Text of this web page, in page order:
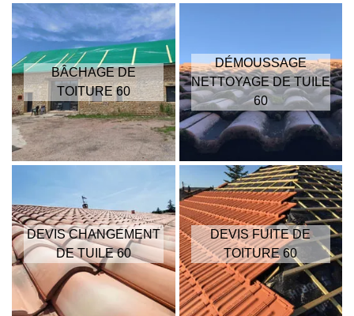
BÂCHAGE DE
TOITURE 60
DÉMOUSSAGE
NETTOYAGE DE TUILE
60
DEVIS CHANGEMENT
DE TUILE 60
DEVIS FUITE DE
TOITURE 60